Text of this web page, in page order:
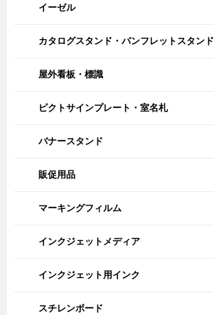
イーゼル
カタログスタンド・パンフレットスタンド
屋外看板・標識
ピクトサインプレート・室名札
バナースタンド
販促用品
マーキングフィルム
インクジェットメディア
インクジェット用インク
スチレンボード